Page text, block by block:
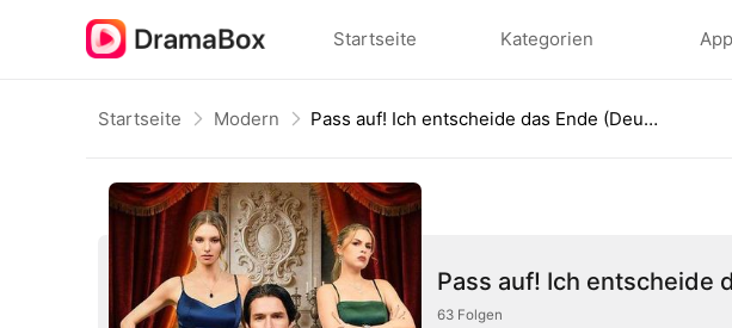
Startseite Kategorien App
Startseite Modern Pass auf! Ich entscheide das Ende (Deutsch Synchronisiert)
Pass auf! Ich entscheide
63 Folgen